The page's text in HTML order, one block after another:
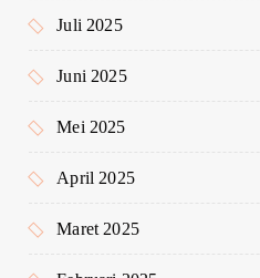
Juli 2025
Juni 2025
Mei 2025
April 2025
Maret 2025